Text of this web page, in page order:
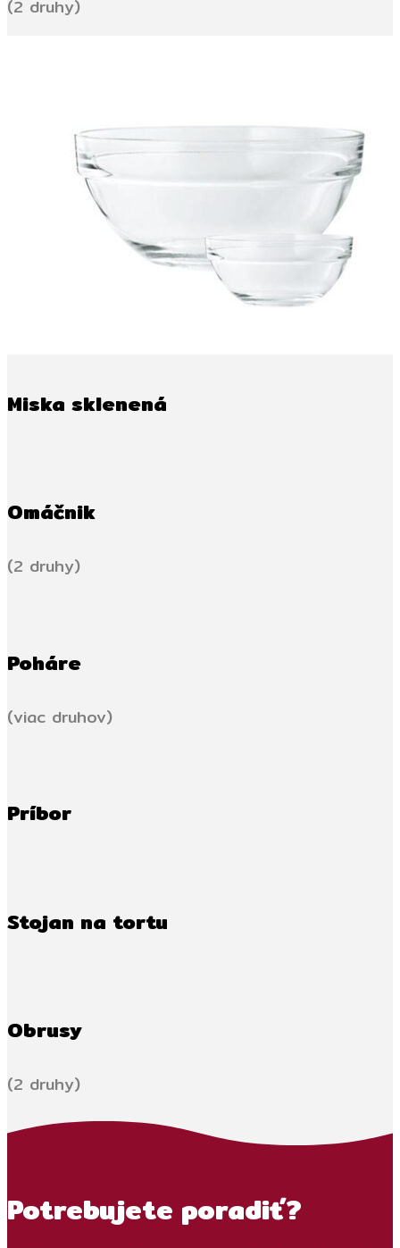
(2 druhy)
Miska sklenená
Omáčnik
(2 druhy)
Poháre
(viac druhov)
Príbor
Stojan na tortu
Obrusy
(2 druhy)
Potrebujete poradiť?